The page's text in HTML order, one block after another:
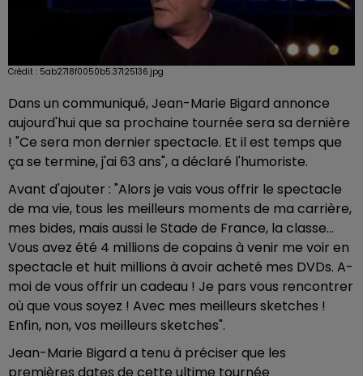
Crédit : 5ab2718f0050b5.37125136.jpg
Dans un communiqué, Jean-Marie Bigard annonce
aujourd'hui que sa prochaine tournée sera sa dernière
! "Ce sera mon dernier spectacle. Et il est temps que
ça se termine, j'ai 63 ans", a déclaré l'humoriste.
Avant d'ajouter : "Alors je vais vous offrir le spectacle
de ma vie, tous les meilleurs moments de ma carrière,
mes bides, mais aussi le Stade de France, la classe...
Vous avez été 4 millions de copains à venir me voir en
spectacle et huit millions à avoir acheté mes DVDs. A-
moi de vous offrir un cadeau ! Je pars vous rencontrer
où que vous soyez ! Avec mes meilleurs sketches !
Enfin, non, vos meilleurs sketches".
Jean-Marie Bigard a tenu à préciser que les
premières dates de cette ultime tournée